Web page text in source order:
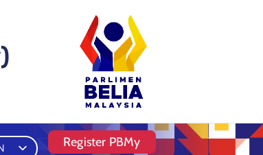
Register PBMy